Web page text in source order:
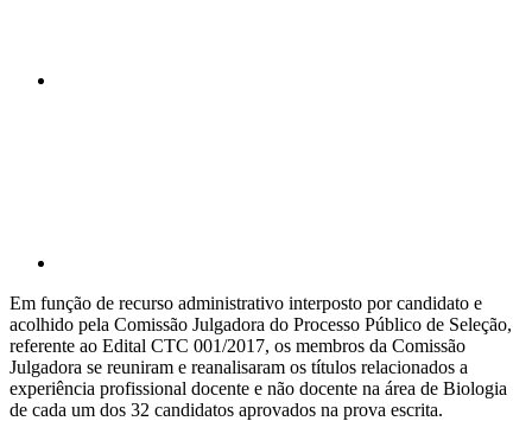
Em função de recurso administrativo interposto por candidato e
acolhido pela Comissão Julgadora do Processo Público de Seleção,
referente ao Edital CTC 001/2017, os membros da Comissão
Julgadora se reuniram e reanalisaram os títulos relacionados a
experiência profissional docente e não docente na área de Biologia
de cada um dos 32 candidatos aprovados na prova escrita.